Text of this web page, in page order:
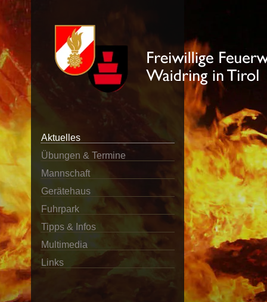
Aktuelles
Übungen & Termine
Mannschaft
Gerätehaus
Fuhrpark
Tipps & Infos
Multimedia
Links